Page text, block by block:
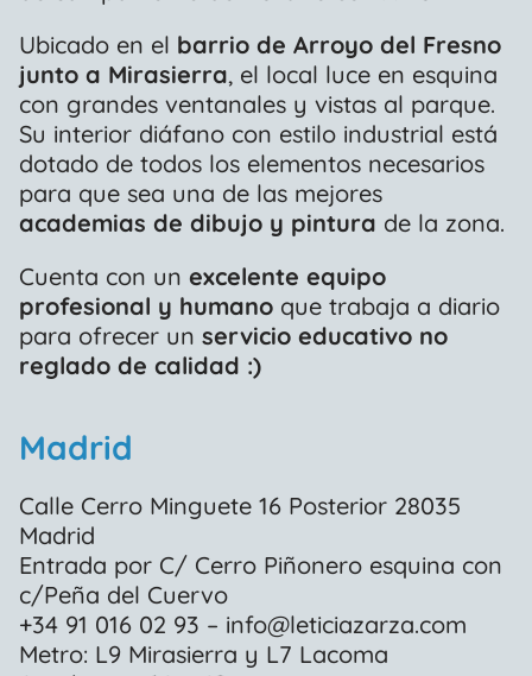
Ubicado en el barrio de Arroyo del Fresno
junto a Mirasierra, el local luce en esquina
con grandes ventanales y vistas al parque.
Su interior diáfano con estilo industrial está
dotado de todos los elementos necesarios
para que sea una de las mejores
academias de dibujo y pintura de la zona.
Cuenta con un excelente equipo
profesional y humanoque trabaja a diario
para ofrecer un servicio educativo no
reglado de calidad :)
Madrid
Calle Cerro Minguete 16 Posterior 28035
Madrid
Entrada por C/ Cerro Piñonero esquina con
c/Peña del Cuervo
+34 91 016 02 93 – info@leticiazarza.com
Metro: L9 Mirasierra y L7 Lacoma